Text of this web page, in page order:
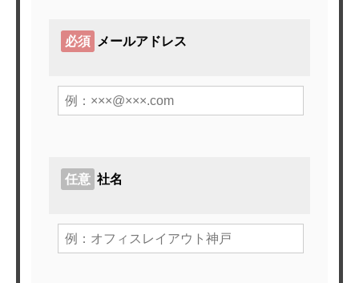
必須 メールアドレス
任意 社名